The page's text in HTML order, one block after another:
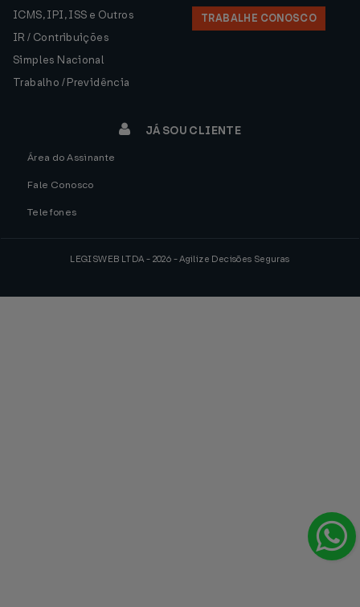
ICMS, IPI, ISS e Outros
IR / Contribuições
Simples Nacional
Trabalho / Previdência
TRABALHE CONOSCO
JÁ SOU CLIENTE
Área do Assinante
Fale Conosco
Telefones
LEGISWEB LTDA - 2026 - Agilize Decisões Seguras